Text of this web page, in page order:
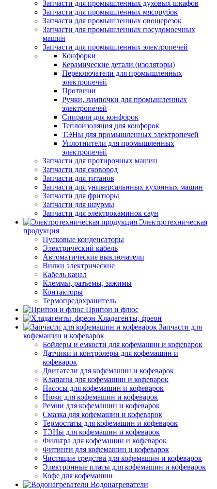
Запчасти для промышленных духовых шкафов
Запчасти для промышленных мясорубок
Запчасти для промышленных овощерезок
Запчасти для промышленных посудомоечных
машин
Запчасти для промышленных электропечей
Конфорки
Керамические детали (изоляторы)
Переключатели для промышленных
электропечей
Протвини
Ручки, лампочки для промышленных
электропечей
Спирали для конфорок
Теплоизоляция для конфорок
ТЭНы для промышленных электропечей
Уплотнители для промышленных
электропечей
Запчасти для протирочных машин
Запчасти для сковород
Запчасти для титанов
Запчасти для универсальнных кухонных машин
Запчасти для фритюры
Запчасти для шаурмы
Запчасти для электрокаминок саун
Электротехническая
продукция
Пусковые конденсаторы
Электрический кабель
Автоматические выключатели
Вилки электрические
Кабель канал
Клеммы, разъемы, зажимы
Контакторы
Термопредохранитель
Припои и флюс
Хладагенты, фреон
Запчасти для
кофемашин и кофеварок
Бойлеры и емкости для кофемашин и кофеварок
Датчики и контролеры для кофемашин и
кофеварок
Двигатели для кофемашин и кофеварок
Клапаны для кофемашин и кофеварок
Насосы для кофемашин и кофеварок
Ножи для кофемашин и кофеварок
Ремни для кофемашин и кофеварок
Смазка для кофемашин и кофеварок
Термостаты для кофемашин и кофеварок
ТЭНы для кофемашин и кофеварок
Фильтра для кофемашин и кофеварок
Фитинги для кофемашин и кофеварок
Чистящие средства для кофемашин и кофеварок
Электронные платы для кофемашин и кофеварок
Кофе для кофемашин
Водонагреватели